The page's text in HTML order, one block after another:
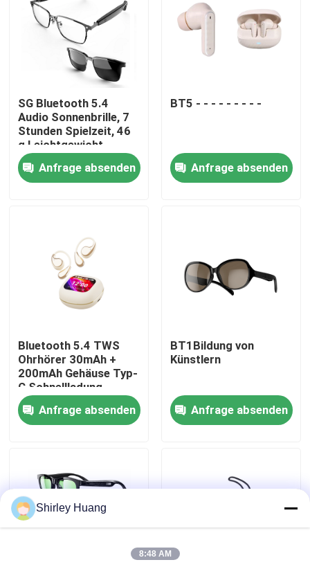
Zu Hause
Über uns
Werksbesichtigung
Qualitätskontrolle
Kontakt mit uns
Rechtssachen
Bitte um ein Angebot
Verdrahtete Computer-Tastatur und Maus
SG Bluetooth 5.4
Audio Sonnenbrille, 7
Stunden Spielzeit, 46
g Leichtgewicht
Anfrage absenden
BT5 - - - - - - - - -
Anfrage absenden
Bluetooth 5.4 TWS
Ohrhörer 30mAh +
200mAh Gehäuse Typ-
C Schnellladung
Anfrage absenden
BT1Bildung von
Künstlern
Anfrage absenden
Shirley Huang
8:48 AM